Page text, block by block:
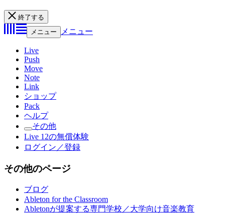
終了する
メニュー
メニュー
Live
Push
Move
Note
Link
ショップ
Pack
ヘルプ
その他
Live 12の無償体験
ログイン／登録
その他のページ
ブログ
Ableton for the Classroom
Abletonが提案する専門学校／大学向け音楽教育